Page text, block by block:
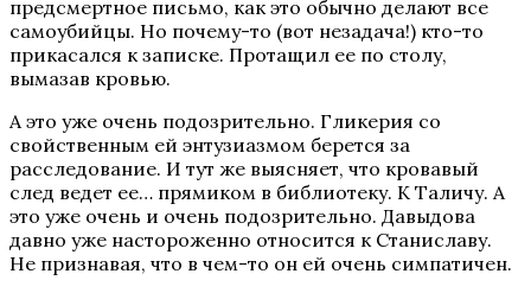
предсмертное письмо, как это обычно делают все
самоубийцы. Но почему-то (вот незадача!) кто-то
прикасался к записке. Протащил ее по столу,
вымазав кровью.
А это уже очень подозрительно. Гликерия со
свойственным ей энтузиазмом берется за
расследование. И тут же выясняет, что кровавый
след ведет ее… прямиком в библиотеку. К Таличу. А
это уже очень и очень подозрительно. Давыдова
давно уже настороженно относится к Станиславу.
Не признавая, что в чем-то он ей очень симпатичен.